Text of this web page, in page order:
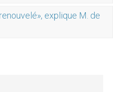
explique M. de